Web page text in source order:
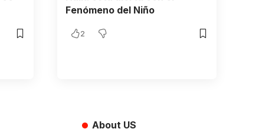
Fenómeno del Niño
2
About US